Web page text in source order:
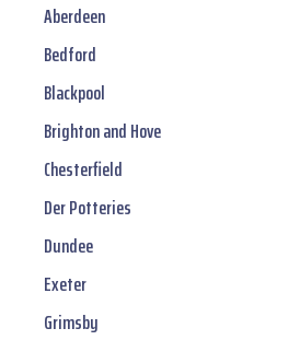
Aberdeen
Bedford
Blackpool
Brighton and Hove
Chesterfield
Der Potteries
Dundee
Exeter
Grimsby